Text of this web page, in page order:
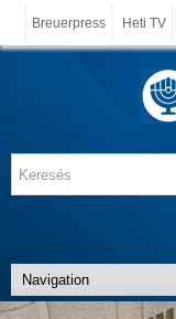
Breuerpress Heti TV